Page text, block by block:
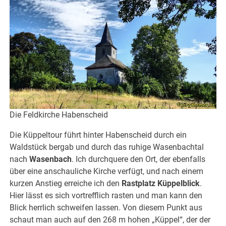
Die Feldkirche Habenscheid
Die Küppeltour führt hinter Habenscheid durch ein
Waldstück bergab und durch das ruhige Wasenbachtal
nachWasenbach. Ich durchquere den Ort, der ebenfalls
über eine anschauliche Kirche verfügt, und nach einem
kurzen Anstieg erreiche ich den Rastplatz Küppelblick.
Hier lässt es sich vortrefflich rasten und man kann den
Blick herrlich schweifen lassen. Von diesem Punkt aus
schaut man auch auf den 268 m hohen „Küppel“, der der